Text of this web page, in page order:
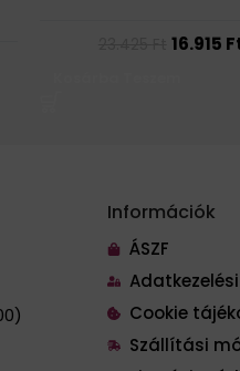
16.915
Információk
ÁSZF
Cookie
Szállítási